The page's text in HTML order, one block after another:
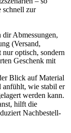
schnell zur
dir Abmessungen,
(Versand,
optisch, sondern
Blick auf Material
anfühlt, wie stabil er
werden kann.
hilft die
Nachbestell-
Geschenk mit